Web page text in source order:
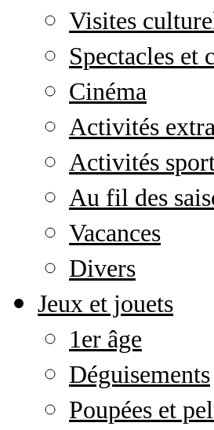
Visites
Spectacles et
Cinéma
Activités
Activités
Au fil des
Vacances
Divers
Jeux et jouets
1er âge
Déguisements
Poupées et